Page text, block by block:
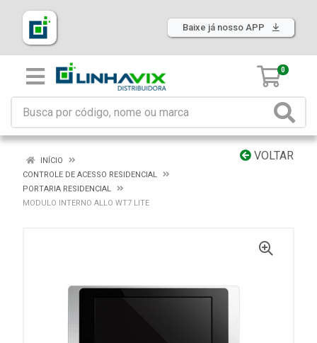
Baixe já nosso APP
0
VOLTAR
INÍCIO
CONTROLE DE ACESSO RESIDENCIAL
PORTARIA RESIDENCIAL
MODULO INTERNO ALLO WT7 LITE